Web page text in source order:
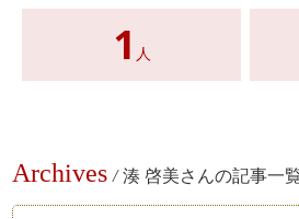
1 人
Archives / 湊 啓美さんの記事一